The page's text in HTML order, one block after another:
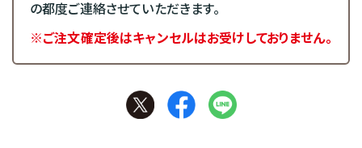
の都度ご連絡させていただきます。
※ご注文確定後はキャンセルはお受けしておりません。